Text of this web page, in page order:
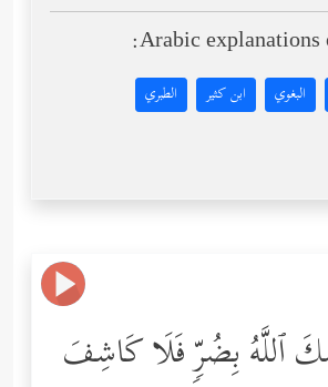
Arabic explanations
البغوي ابن كثير الطبري
ٱللَّهُ بِضُرࣲّ فَلَا كَاشِفَ